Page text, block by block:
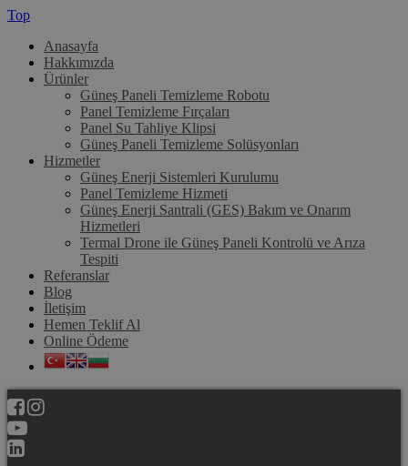
Top
Anasayfa
Hakkımızda
Ürünler
Güneş Paneli Temizleme Robotu
Panel Temizleme Fırçaları
Panel Su Tahliye Klipsi
Güneş Paneli Temizleme Solüsyonları
Hizmetler
Güneş Enerji Sistemleri Kurulumu
Panel Temizleme Hizmeti
Güneş Enerji Santrali (GES) Bakım ve Onarım
Hizmetleri
Termal Drone ile Güneş Paneli Kontrolü ve Arıza
Tespiti
Referanslar
Blog
İletişim
Hemen Teklif Al
Online Ödeme